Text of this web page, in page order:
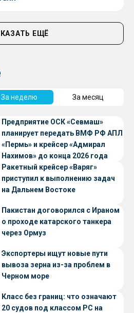
ЕЩЁ
За неделю За месяц
Предприятие ОСК «Севмаш»
планирует передать ВМФ РФ АПЛ
«Пермь» и крейсер «Адмирал
Нахимов» до конца 2026 года
Ракетный крейсер «Варяг»
приступил к выполнению задач
на Дальнем Востоке
Пакистан договорился с Ираном
о проходе катарского танкера
через Ормуз
Экспортеры ищут новые пути
вывоза зерна из-за проблем в
Черном море
Класс без границ: что означают
20 судов под классом РС на